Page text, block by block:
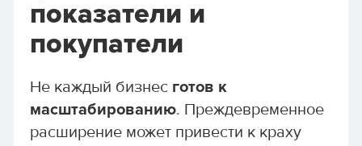
показатели и
покупатели
Не каждый бизнес готов к
масштабированию. Преждевременное
расширение может привести к краху